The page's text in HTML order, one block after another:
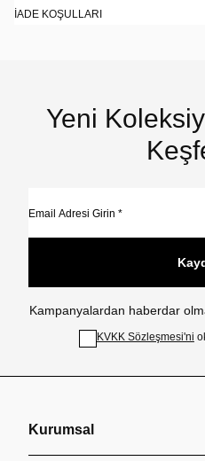
İADE KOŞULLARI
Yeni
Kampanyalardan haberdar
KVKK Sözleşmesi'ni
Kurumsal